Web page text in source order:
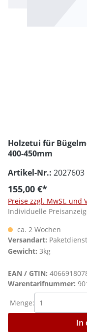
Holzetui für
400-450mm
Artikel-Nr.: 2027603
155,00 €*
Preise zzgl. MwSt. und
Individuelle
ca. 2 Wochen
Versandart: Paketdienst
Gewicht: 3kg
EAN / GTIN:
Warentarifnummer:
Menge:
In